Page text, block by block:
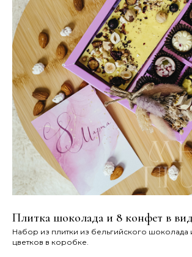
Плитка шоколада и 8 конфет в
Набор из плитки из бельгийского шоколада
цветков в коробке.